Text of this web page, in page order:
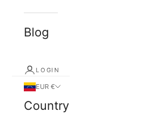
Blog
LOGIN
EUR €
Country